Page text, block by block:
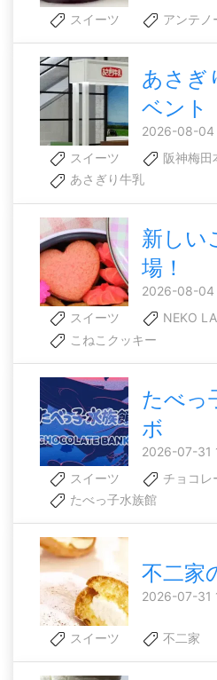
スイーツ アンテノ
あさぎ
ベント
2026-08-04
スイーツ
阪神梅田
あさぎり牛乳
新しい
場！
2026-08-04
スイーツ
NEKO
こねこクッキー
たべっ
ボ
2026-07-31
スイーツ
チョコレ
たべっ子水族館
不二家
2026-07-31
スイーツ 不二家